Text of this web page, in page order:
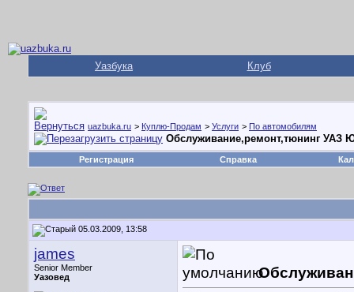
Уазбука Клуб
uazbuka.ru > Куплю-Продам > Услуги > По автомобилям
Обслуживание,ремонт,тюнинг УАЗ
Регистрация Справка
05.03.2009, 13:58
james
Senior Member
Уазовед